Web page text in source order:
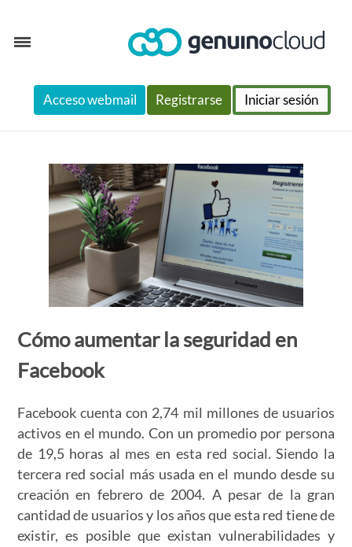
Iniciar sesión
Registrarse
Acceso webmail
Cómo aumentar la seguridad en
Facebook
Facebook cuenta con 2,74 mil millones de usuarios
activos en el mundo. Con un promedio por persona
de 19,5 horas al mes en esta red social. Siendo la
tercera red social más usada en el mundo desde su
creación en febrero de 2004. A pesar de la gran
cantidad de usuarios y los años que esta red tiene de
existir, es posible que existan vulnerabilidades y